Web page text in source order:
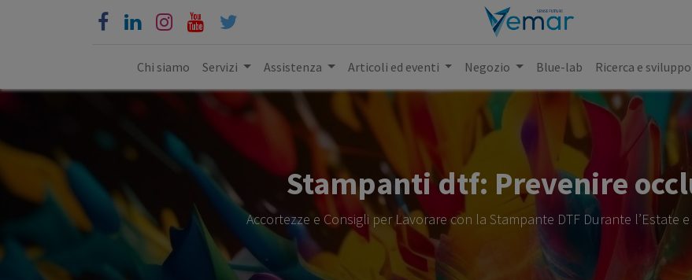
Chi siamo Servizi Assistenza Articoli ed eventi Negozio Blue-lab Ricerca e sviluppo
Stampanti dtf: Prevenire
Accortezze e Consigli per Lavorare con la Stampante DTF Durante l’Estate